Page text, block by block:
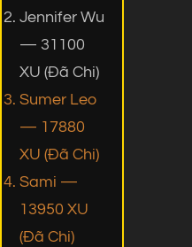
Jennifer Wu
— 31100
XU (Đã Chi)
Sumer Leo
— 17880
XU (Đã Chi)
Sami —
13950 XU
(Đã Chi)